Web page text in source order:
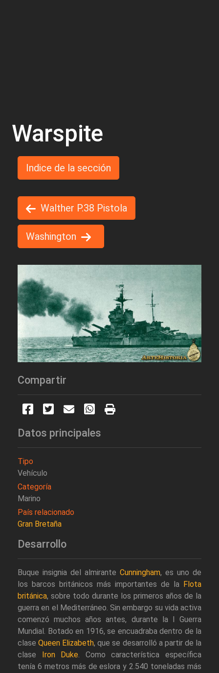
Warspite
Indice de la sección
Walther P.38 Pistola
Washington
Compartir
Datos principales
Tipo
Vehículo
Categoría
Marino
País relacionado
Gran Bretaña
Desarrollo
Buque insignia del almirante Cunningham, es uno de
los barcos británicos más importantes de la Flota
británica, sobre todo durante los primeros años de la
guerra en el Mediterráneo. Sin embargo su vida activa
comenzó muchos años antes, durante la I Guerra
Mundial. Botado en 1916, se encuadraba dentro de la
claseQueen Elizabeth, que se desarrolló a partir de la
clase
Iron Duke. Como característica específica
tenía 6 metros más de eslora y 2.540 toneladas más